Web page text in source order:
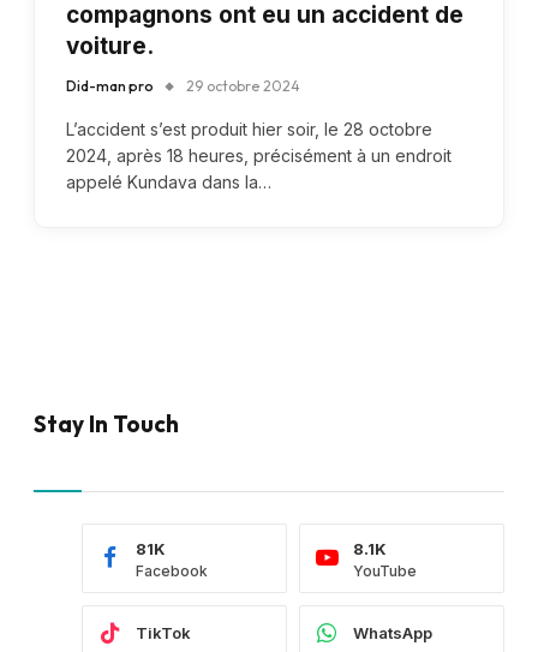
compagnons ont eu un accident de
voiture.
Did-man pro 29 octobre 2024
L’accident s’est produit hier soir, le 28 octobre
2024, après 18 heures, précisément à un endroit
appelé Kundava dans la…
Stay In Touch
Facebook
81K
YouTube
8.1K
TikTok WhatsApp